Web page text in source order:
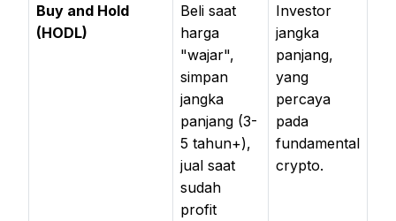
Buy and Hold
(HODL)
Beli saat
harga
"wajar",
simpan
jangka
panjang (3-
5 tahun+),
jual saat
sudah
profit
Investor
jangka
panjang,
yang
percaya
pada
fundamental
crypto.